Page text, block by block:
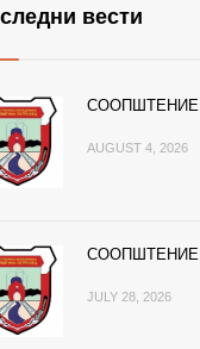
вести
СООПШТЕНИЕ
AUGUST 4, 2026
СООПШТЕНИЕ
JULY 28, 2026